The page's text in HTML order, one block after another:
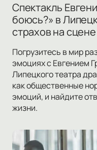
Спектакль
боюсь?» в
страхов на сцене
Погрузитесь в мир
эмоциях с Евгением
Липецкого театра
как общественные
эмоций, и найдите
жизни.